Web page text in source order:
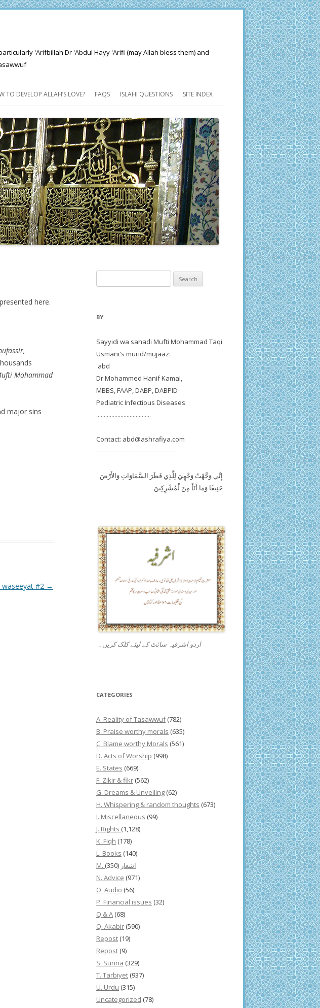
'Arifbillah Dr 'Abdul Hayy 'Arifi (may Allah bless them) and
TO DEVELOP ALLAH’S LOVE? FAQS ISLAHI QUESTIONS SITE INDEX
here.
Mohammad
major sins
waseeyat #2 →
for:
BY
Sayyidi wa sanadi Mufti Mohammad Taqi
Usmani's murid/mujaaz:
'abd
Dr Mohammed Hanif Kamal,
MBBS, FAAP, DABP, DABPID
Pediatric Infectious Diseases
....................................
Contact: abd@ashrafiya.com
----- ------- --------- --------- ------
إِنِّي وَجَّهْتُ وَجْهِيَ لِلَّذِي فَطَرَ السَّمَاوَاتِ وَالأَرْضَ
حَنِيفًا وَمَا أَنَاْ مِنَ لْمُشْرِكِينَ
اردو اشرفیہ سائٹ کے لیئے کلک کریں۔
CATEGORIES
A. Reality of Tasawwuf(782)
B. Praise worthy morals (635)
C. Blame worthy Morals (561)
D. Acts of Worship (998)
E. States (669)
F. Zikir & fikr (562)
G. Dreams & Unveiling (62)
H. Whispering & random thoughts (673)
I. Miscellaneous (99)
J. Rights (1,128)
K. Fiqh (178)
L. Books (140)
M. اشعار (350)
N. Advice (971)
O. Audio (56)
P. Financial issues (32)
Q & A (68)
Q. Akabir (590)
Repost (19)
Repost (9)
S. Sunna (329)
T. Tarbiyet (937)
U. Urdu (315)
Uncategorized (78)